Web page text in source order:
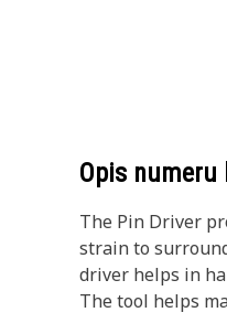
Opis numeru
The Pin Driver
strain to
driver helps in
The tool helps